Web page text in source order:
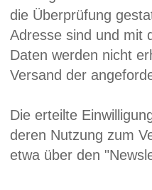
die Überprüfung
Adresse sind und mit
Daten werden nicht
Versand der
Die erteilte
deren Nutzung zum
etwa über den